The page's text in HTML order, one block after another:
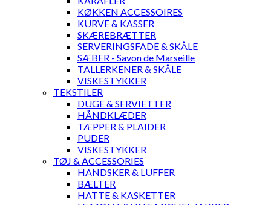
KØKKEN ACCESSOIRES
KURVE & KASSER
SKÆREBRÆTTER
SERVERINGSFADE & SKÅLE
SÆBER - Savon de Marseille
TALLERKENER & SKÅLE
VISKESTYKKER
TEKSTILER
DUGE & SERVIETTER
HÅNDKLÆDER
TÆPPER & PLAIDER
PUDER
VISKESTYKKER
TØJ & ACCESSORIES
HANDSKER & LUFFER
BÆLTER
HATTE & KASKETTER